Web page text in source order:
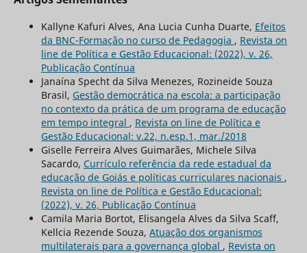
Kallyne Kafuri Alves, Ana Lucia Cunha Duarte, Efeitos
da BNC-Formação no curso de Pedagogia , Revista on
line de Política e Gestão Educacional: (2022), v. 26,
Publicação Contínua
Janaína Specht da Silva Menezes, Rozineide Souza
Brasil, Gestão democrática na escola: a participação
no contexto da prática de um programa de educação
em tempo integral , Revista on line de Política e
Gestão Educacional: v.22, n.esp.1, mar./2018
Giselle Ferreira Alves Guimarães, Michele Silva
Sacardo, Currículo referência da rede estadual da
educação de Goiás e políticas curriculares nacionais ,
Revista on line de Política e Gestão Educacional:
(2022), v. 26, Publicação Contínua
Camila Maria Bortot, Elisangela Alves da Silva Scaff,
Kellcia Rezende Souza, Atuação dos organismos
multilaterais para a governança global , Revista on